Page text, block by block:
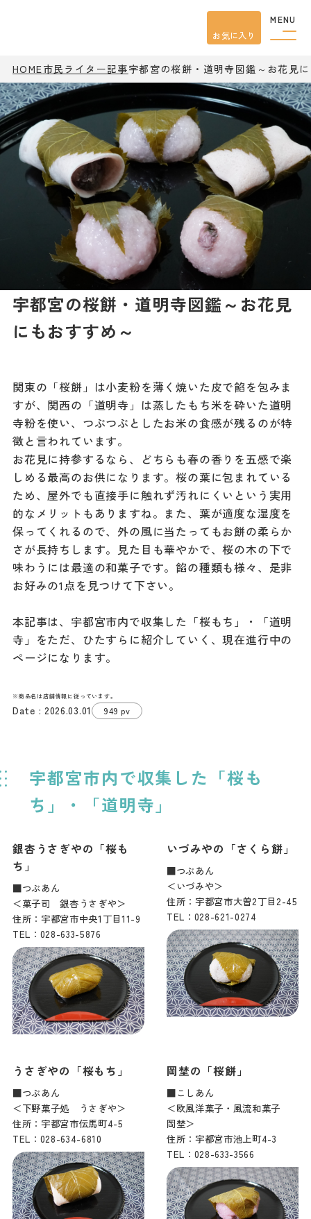
MENU
お気に入り
HOME市民ライター記事宇都宮の桜餅・道明寺図鑑～お花見
宇都宮の桜餅・道明寺図鑑～お花見
にもおすすめ～
関東の「桜餅」は小麦粉を薄く焼いた皮で餡を包みま
すが、関西の「道明寺」は蒸したもち米を砕いた道明
寺粉を使い、つぶつぶとしたお米の食感が残るのが特
徴と言われています。
お花見に持参するなら、どちらも春の香りを五感で楽
しめる最高のお供になります。桜の葉に包まれている
ため、屋外でも直接手に触れず汚れにくいという実用
的なメリットもありますね。また、葉が適度な湿度を
保ってくれるので、外の風に当たってもお餅の柔らか
さが長持ちします。見た目も華やかで、桜の木の下で
味わうには最適の和菓子です。餡の種類も様々、是非
お好みの1点を見つけて下さい。
本記事は、宇都宮市内で収集した「桜もち」・「道明
寺」をただ、ひたすらに紹介していく、現在進行中の
ページになります。
※商品名は店舗情報に従っています。
2026.03.01 949 pv
宇都宮市内で収集した「桜も
ち」・「道明寺」
銀杏うさぎやの「桜も
ち」
■つぶあん
＜菓子司 銀杏うさぎや＞
住所：宇都宮市中央1丁目11-9
TEL：028-633-5876
いづみやの「さくら餅」
■つぶあん
＜いづみや＞
住所：宇都宮市大曽2丁目2-45
TEL：028-621-0274
うさぎやの「桜もち」
■つぶあん
＜下野菓子処 うさぎや＞
住所：宇都宮市伝馬町4-5
TEL：028-634-6810
岡埜の「桜餅」
■こしあん
＜欧風洋菓子・風流和菓子
岡埜＞
住所：宇都宮市池上町4-3
TEL：028-633-3566
観光案内
特集
餃子
グルメ
観光
スポット
イベント
モデルコース
宿泊
アクセス
ピックアップ
はじめての宇都宮
宇都宮市民ライター
記事
市民がおすすめ！餃
撮影支援・
MICE
フィルムコミ
ッション
MICE
Languag
e
フォトダウン
パンフレット
ダウンロード